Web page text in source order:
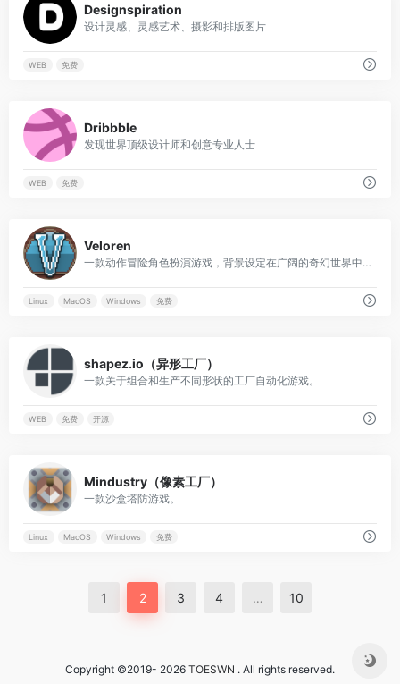
Designspiration
设计灵感、灵感艺术、摄影和排版图片
WEB 免费
Dribbble
发现世界顶级设计师和创意专业人士
WEB 免费
Veloren
一款动作冒险角色扮演游戏，背景设定在广阔的奇幻世界中。
Linux MacOS Windows 免费
shapez.io（异形工厂）
一款关于组合和生产不同形状的工厂自动化游戏。
WEB 免费 开源
Mindustry（像素工厂）
一款沙盒塔防游戏。
Linux MacOS Windows 免费
1 2 3 4 … 10
Copyright ©2019- 2026 TOESWN . All rights reserved.